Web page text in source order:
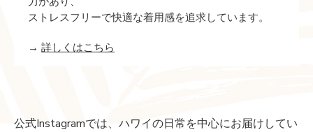
ストレスフリーで快適な着用感を追求しています。
→ 詳しくはこちら
公式Instagramでは、ハワイの日常を中心にお届けしてい